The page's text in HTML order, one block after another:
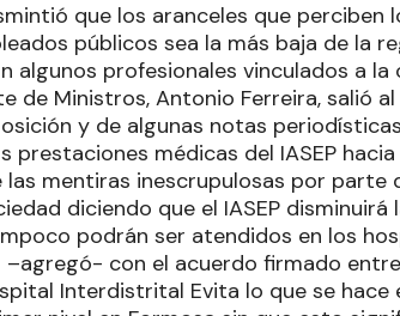
que los aranceles que
públicos sea la más baja de la
algunos profesionales vinculados a la
de Ministros, Antonio Ferreira, salió
y de algunas notas
prestaciones médicas del IASEP
mentiras inescrupulosas por parte
diciendo que el IASEP
podrán ser atendidos en los
–agregó- con el acuerdo firmado
Interdistrital Evita lo que se hace